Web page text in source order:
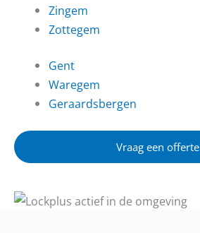
Zingem
Zottegem
Gent
Waregem
Geraardsbergen
Vraag een offerte